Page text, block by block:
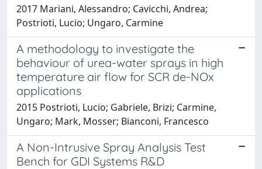
2017 Mariani, Alessandro; Cavicchi, Andrea;
Postrioti, Lucio; Ungaro, Carmine
A methodology to investigate the
behaviour of urea-water sprays in high
temperature air flow for SCR de-NOx
applications
2015 Postrioti, Lucio; Gabriele, Brizi; Carmine,
Ungaro; Mark, Mosser; Bianconi, Francesco
A Non-Intrusive Spray Analysis Test
Bench for GDI Systems R&D